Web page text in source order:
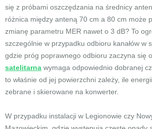
się z próbami oszczędzania na średnicy
różnica między anteną 70 cm a 80 cm może
zmianę parametru MER nawet o 3 dB? To
szczególnie w przypadku odbioru kanałów w
gdzie próg poprawnego odbioru zaczyna się
satelitarna wymaga odpowiednio dobranej
to właśnie od jej powierzchni zależy, ile
zebrane i skierowane na konwerter.
W przypadku instalacji w Legionowie czy